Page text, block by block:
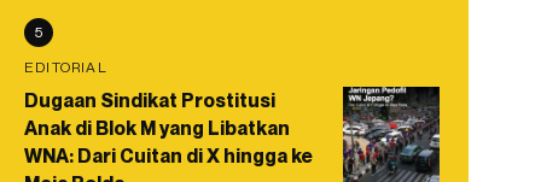
5
EDITORIAL
Dugaan Sindikat Prostitusi
Anak di Blok M yang Libatkan
WNA: Dari Cuitan di X hingga ke